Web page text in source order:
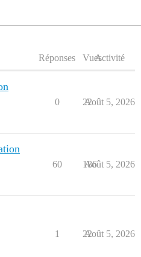
Réponses VuesActivité
0 22
Août 5, 2026
60 186
Août 5, 2026
1 22
Août 5, 2026